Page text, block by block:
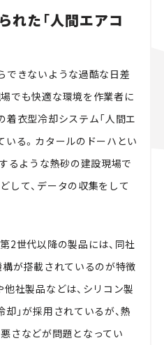
れた「人間エアコ
できないような過酷な日差
でも快適な環境を作業者に
着衣型冷却システム「人間エ
いる。カタールのドーハとい
るような熱砂の建設現場で
して、データの収集をして
2世代以降の製品には、同社
構が搭載されているのが特徴
社製品などは、シリコン製
」が採用されているが、熱
さなどが問題となってい